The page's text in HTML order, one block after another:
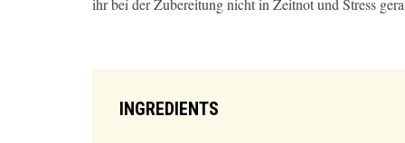
ihr bei der Zubereitung nicht in Zeitnot und Stress
INGREDIENTS